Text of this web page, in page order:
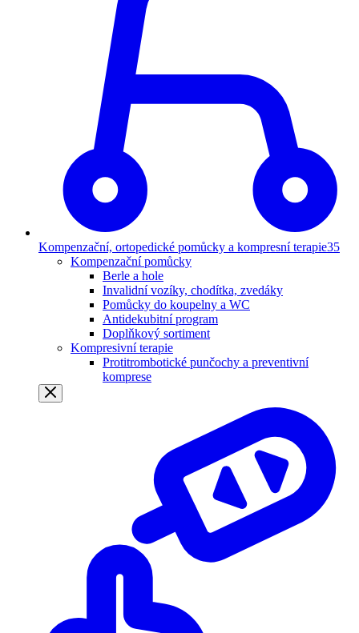
Kompenzační, ortopedické pomůcky a kompresní terapie35
Kompenzační pomůcky
Berle a hole
Invalidní vozíky, chodítka, zvedáky
Pomůcky do koupelny a WC
Antidekubitní program
Doplňkový sortiment
Kompresivní terapie
Protitrombotické punčochy a preventivní
komprese